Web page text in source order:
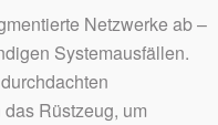
Netzwerke ab –
Systemausfällen.
Rüstzeug, um